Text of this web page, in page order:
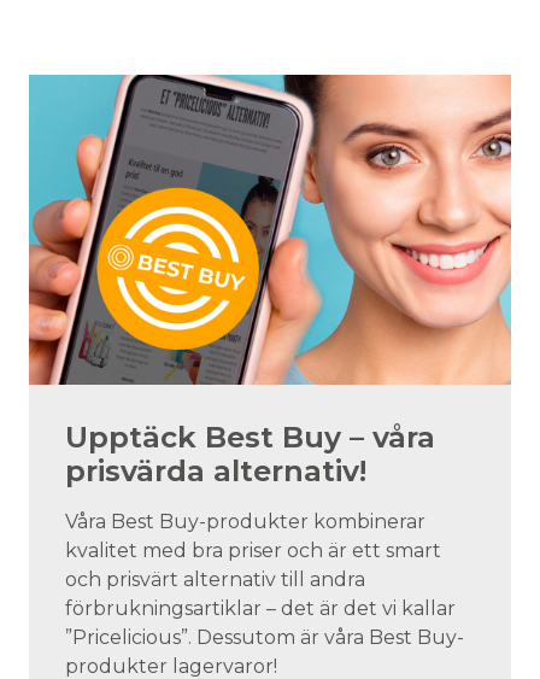
Upptäck Best Buy – våra
prisvärda alternativ!
Våra Best Buy-produkter kombinerar
kvalitet med bra priser och är ett smart
och prisvärt alternativ till andra
förbrukningsartiklar – det är det vi kallar
”Pricelicious”. Dessutom är våra Best Buy-
produkter lagervaror!